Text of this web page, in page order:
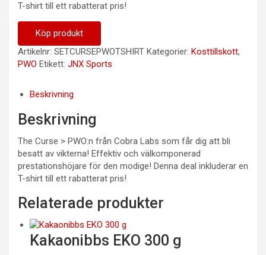
618 kr.414 kr.
T-shirt till ett rabatterat pris!
Köp produkt
Artikelnr: SETCURSEPWOTSHIRT Kategorier: Kosttillskott,
PWO Etikett: JNX Sports
Beskrivning
Beskrivning
The Curse > PWO:n från Cobra Labs som får dig att bli
besatt av vikterna! Effektiv och välkomponerad
prestationshöjare för den modige! Denna deal inkluderar en
T-shirt till ett rabatterat pris!
Relaterade produkter
Kakaonibbs EKO 300 g